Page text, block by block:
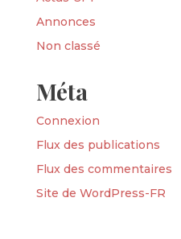
Annonces
Non classé
Méta
Connexion
Flux des publications
Flux des commentaires
Site de WordPress-FR